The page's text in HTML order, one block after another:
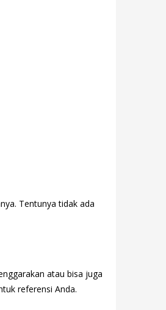
Tentunya tidak ada
atau bisa juga
referensi Anda.